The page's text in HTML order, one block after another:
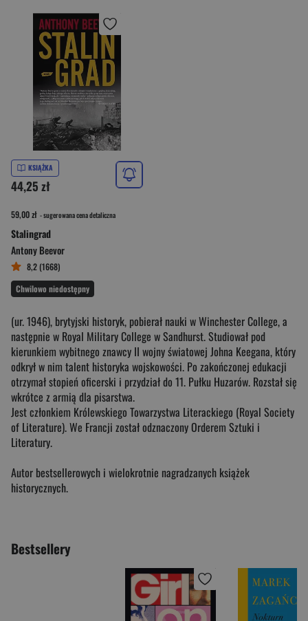
KSIĄŻKA
44,25 zł
59,00 zł - sugerowana cena detaliczna
Stalingrad
Antony Beevor
8,2 (1668)
Chwilowo niedostępny
(ur. 1946), brytyjski historyk, pobierał nauki w Winchester College, a
następnie w Royal Military College w Sandhurst. Studiował pod
kierunkiem wybitnego znawcy II wojny światowej Johna Keegana, który
odkrył w nim talent historyka wojskowości. Po zakończonej edukacji
otrzymał stopień oficerski i przydział do 11. Pułku Huzarów. Rozstał się
wkrótce z armią dla pisarstwa.
Jest członkiem Królewskiego Towarzystwa Literackiego (Royal Society
of Literature). We Francji został odznaczony Orderem Sztuki i
Literatury.
Autor bestsellerowych i wielokrotnie nagradzanych książek
historycznych.
Bestsellery